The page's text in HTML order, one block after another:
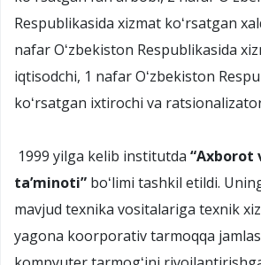
Respublikasida xizmat koʻrsatgan
nafar Oʻzbekiston Respublikasida
iqtisodchi, 1 nafar Oʻzbekiston
koʻrsatgan ixtirochi va
1999 yilga kelib institutda “Axborot
taʼminoti” boʻlimi tashkil etildi.
mavjud texnika vositalariga texnik
yagona koorporativ tarmoqqa